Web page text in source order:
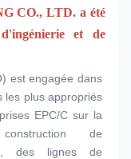
CO., LTD. a été
et de
est engagée dans
les plus appropriés
EPC/C sur la
de
des lignes de